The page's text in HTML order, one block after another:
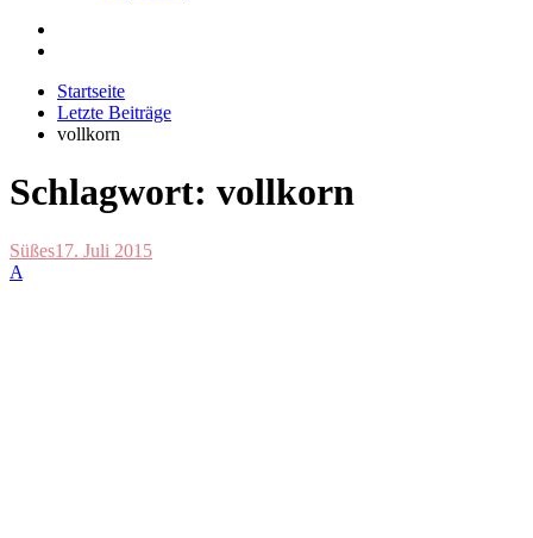
Startseite
Letzte Beiträge
vollkorn
Schlagwort: vollkorn
Süßes17. Juli 2015
A